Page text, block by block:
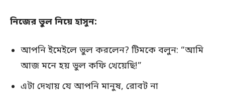
নিজের ভুল নিয়ে হাসুন:
আপনি ইমেইলে ভুল করলেন? টিমকে বলুন: “আমি
আজ মনে হয় ভুল কফি খেয়েছি!”
এটা দেখায় যে আপনি মানুষ, রোবট না